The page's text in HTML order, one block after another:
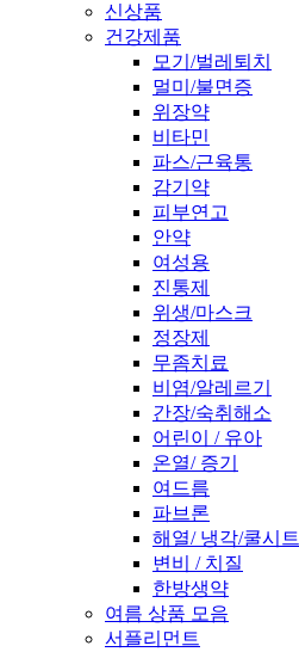
신상품
건강제품
모기/벌레퇴치
멀미/불면증
위장약
비타민
파스/근육통
감기약
피부연고
안약
여성용
진통제
위생/마스크
정장제
무좀치료
비염/알레르기
간장/숙취해소
어린이 / 유아
온열/ 증기
여드름
파브론
해열/ 냉각/쿨시트
변비 / 치질
한방생약
여름 상품 모음
서플리먼트